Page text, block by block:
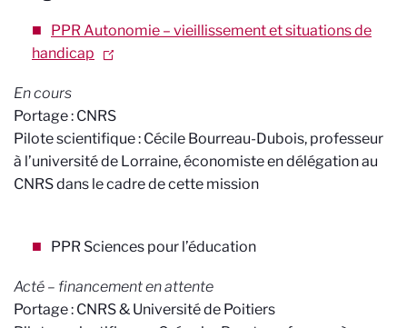
PPR Autonomie – vieillissement et situations de
handicap
En cours
Portage : CNRS
Pilote scientifique : Cécile Bourreau-Dubois, professeur
à l’université de Lorraine, économiste en délégation au
CNRS dans le cadre de cette mission
PPR Sciences pour l’éducation
Acté – financement en attente
Portage : CNRS & Université de Poitiers